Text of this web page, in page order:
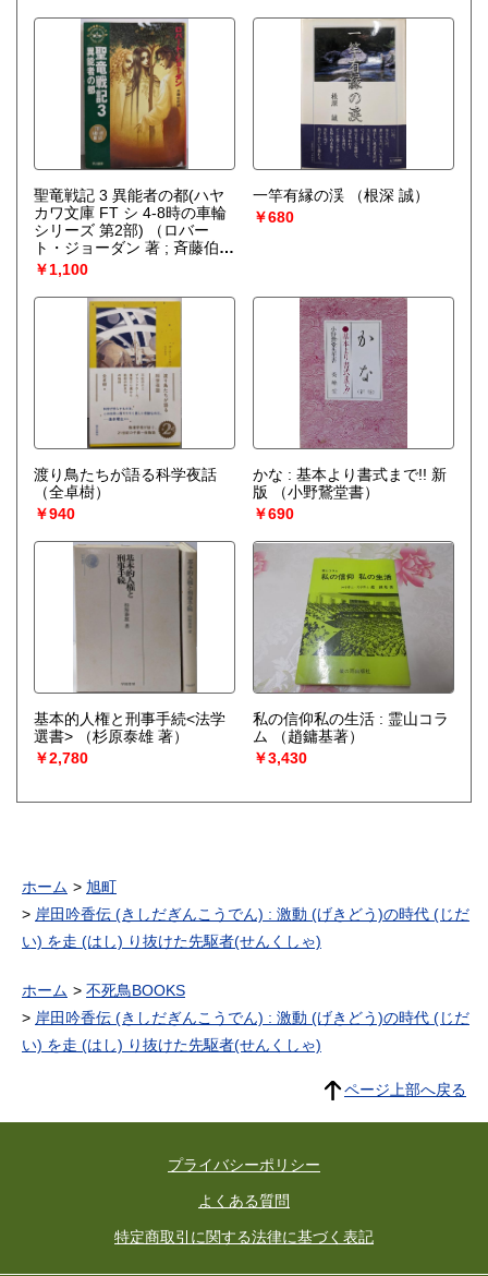
聖竜戦記 3 異能者の都(ハヤ
カワ文庫 FT シ 4-8時の車輪
シリーズ 第2部)
（ロバー
ト・ジョーダン 著 ; 斉藤伯好
訳）
￥1,100
一竿有縁の渓
（根深 誠）
￥680
渡り鳥たちが語る科学夜話
（全卓樹）
￥940
かな : 基本より書式まで!! 新
版
（小野鵞堂書）
￥690
基本的人権と刑事手続<法学
選書>
（杉原泰雄 著）
￥2,780
私の信仰私の生活 : 霊山コラ
ム
（趙鏞基著）
￥3,430
ホーム
旭町
岸田吟香伝 (きしだぎんこうでん) : 激動 (げきどう)の時代 (じだ
い) を走 (はし) り抜けた先駆者(せんくしゃ)
ホーム
不死鳥BOOKS
岸田吟香伝 (きしだぎんこうでん) : 激動 (げきどう)の時代 (じだ
い) を走 (はし) り抜けた先駆者(せんくしゃ)
ページ上部へ戻る
プライバシーポリシー
よくある質問
特定商取引に関する法律に基づく表記